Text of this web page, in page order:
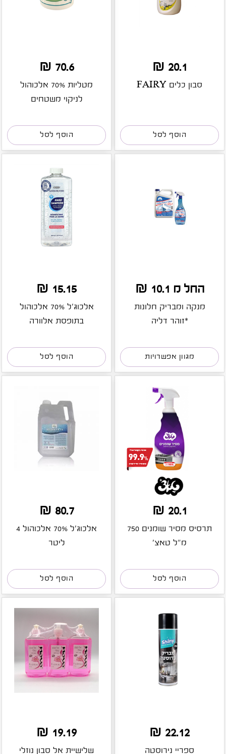
20.1 ₪
סבון כלים FAIRY
הוסף לסל
70.6 ₪
מטליות 70% אלכוהול
לניקוי משטחים
הוסף לסל
החל מ 10.1 ₪
מנקה ומבריק חלונות
*זוהר דליה
מגוון אפשרויות
15.15 ₪
אלכוג'ל 70% אלכוהול
בתופסת אלוורה
הוסף לסל
20.1 ₪
תרסיס מסיר שומנים 750
מ"ל טאצ'
הוסף לסל
80.7 ₪
אלכוג'ל 70% אלכוהול 4
ליטר
הוסף לסל
22.12 ₪
ספריי נירוסטה
19.19 ₪
שלישיית אל סבון נוזלי